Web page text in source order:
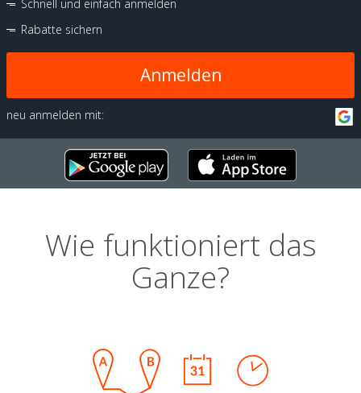
Schnell und einfach anmelden
Rabatte sichern
Anmelden
neu anmelden mit:
Wie funktioniert das
Ganze?